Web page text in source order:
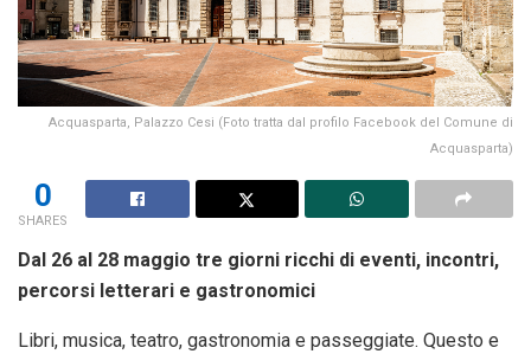
Acquasparta, Palazzo Cesi (Foto tratta dal profilo Facebook del Comune di
Acquasparta)
0
SHARES
Dal 26 al 28 maggio tre giorni ricchi di eventi, incontri,
percorsi letterari e gastronomici
Libri, musica, teatro, gastronomia e passeggiate. Questo e